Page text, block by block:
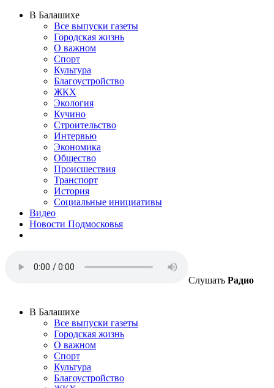
В Балашихе
Все выпуски газеты
Городская жизнь
О важном
Спорт
Культура
Благоустройство
ЖКХ
Экология
Кучино
Строительство
Интервью
Экономика
Общество
Происшествия
Транспорт
История
Социальные инициативы
Видео
Новости Подмосковья
Слушать Радио
В Балашихе
Все выпуски газеты
Городская жизнь
О важном
Спорт
Культура
Благоустройство